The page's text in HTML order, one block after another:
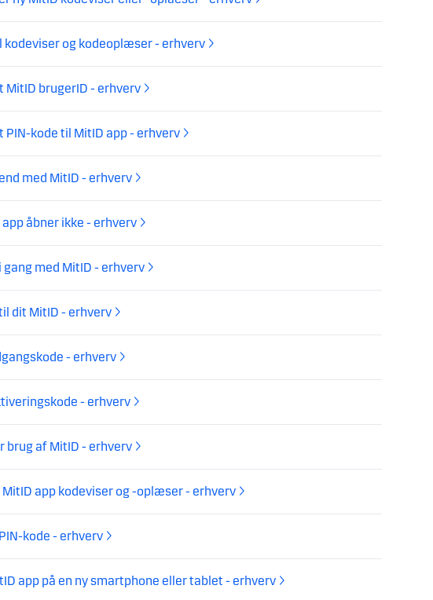
kodeviser og kodeoplæser - erhverv
MitID brugerID - erhverv
PIN-kode til MitID app - erhverv
med MitID - erhverv
åbner ikke - erhverv
gang med MitID - erhverv
dit MitID - erhverv
- erhverv
- erhverv
brug af MitID - erhverv
app kodeviser og -oplæser - erhverv
kode - erhverv
app på en ny smartphone eller tablet - erhverv